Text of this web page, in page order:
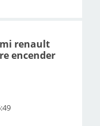
renault
encender